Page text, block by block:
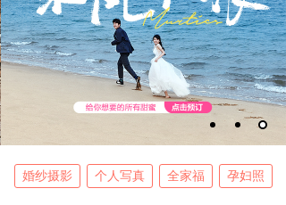
婚纱摄影 个人写真 全家福 孕妇照